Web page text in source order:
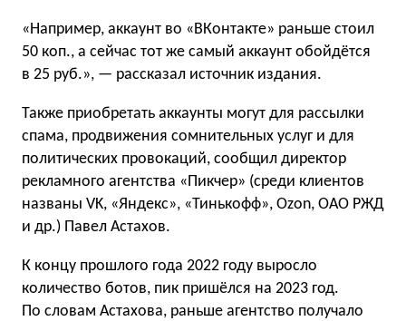
«Например, аккаунт во «ВКонтакте» раньше стоил
50 коп., а сейчас тот же самый аккаунт обойдётся
в 25 руб.», — рассказал источник издания.
Также приобретать аккаунты могут для рассылки
спама, продвижения сомнительных услуг и для
политических провокаций, сообщил директор
рекламного агентства «Пикчер» (среди клиентов
названы VK, «Яндекс», «Тинькофф», Ozon, ОАО РЖД
и др.) Павел Астахов.
К концу прошлого года 2022 году выросло
количество ботов, пик пришёлся на 2023 год.
По словам Астахова, раньше агентство получало